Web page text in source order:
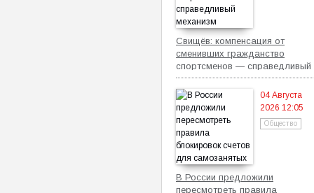
Свищёв: компенсация от
сменивших гражданство
спортсменов — справедливый
механизм
04 Августа
2026 12:05
Общество
В России предложили
пересмотреть правила